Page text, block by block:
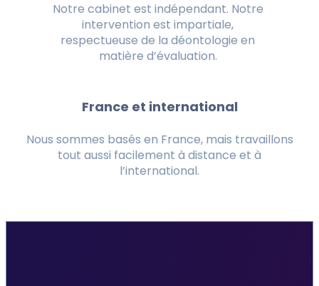
Notre cabinet est indépendant. Notre
intervention est impartiale,
respectueuse de la déontologie en
matière d’évaluation.
France et international
Nous sommes basés en France, mais travaillons
tout aussi facilement à distance et à
l’international.